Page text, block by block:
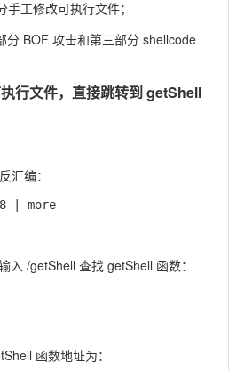
手工修改可执行文件；
分 BOF 攻击和第三部分 shellcode
行文件，直接跳转到 getShell
汇编：
入 /getShell 查找 getShell 函数：
函数地址为：